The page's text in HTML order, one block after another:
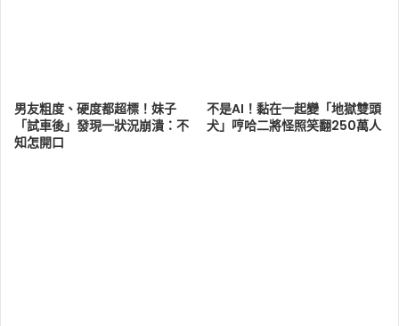
男友粗度、硬度都超標！妹子
「試車後」發現一狀況崩潰：不
知怎開口
不是AI！黏在一起變「地獄雙頭
犬」哼哈二將怪照笑翻250萬人